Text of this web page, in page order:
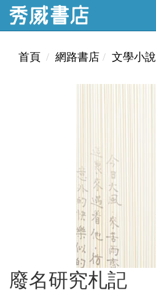
首頁 網路書店 文學小說
廢名研究札記